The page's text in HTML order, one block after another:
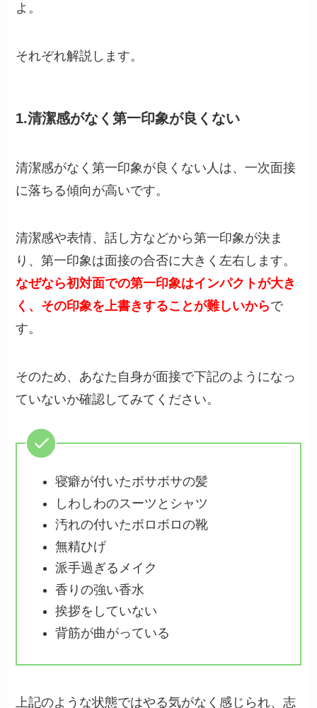
よ。
それぞれ解説します。
1.清潔感がなく第一印象が良くない
清潔感がなく第一印象が良くない人は、一次面接
に落ちる傾向が高いです。
清潔感や表情、話し方などから第一印象が決ま
り、第一印象は面接の合否に大きく左右します。
なぜなら初対面での第一印象はインパクトが大き
く、その印象を上書きすることが難しいからで
す。
そのため、あなた自身が面接で下記のようになっ
ていないか確認してみてください。
寝癖が付いたボサボサの髪
しわしわのスーツとシャツ
汚れの付いたボロボロの靴
無精ひげ
派手過ぎるメイク
香りの強い香水
挨拶をしていない
背筋が曲がっている
上記のような状態ではやる気がなく感じられ、志